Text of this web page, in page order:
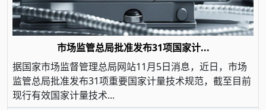
市场监管总局批准发布31项国家计...
据国家市场监督管理总局网站11月5日消息，近日，市场
监管总局批准发布31项重要国家计量技术规范，截至目前
现行有效国家计量技术...